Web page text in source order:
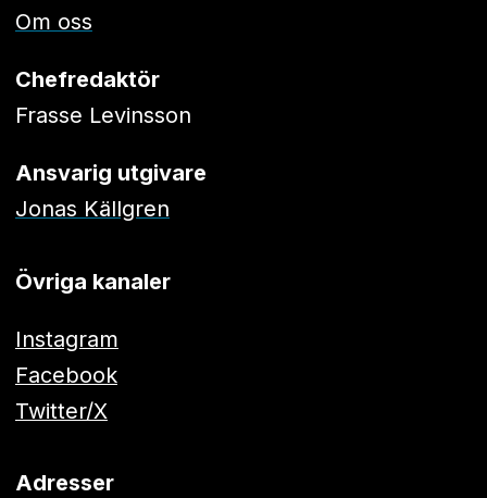
Om oss
Chefredaktör
Frasse Levinsson
Ansvarig utgivare
Jonas Källgren
Övriga kanaler
Instagram
Facebook
Twitter/X
Adresser